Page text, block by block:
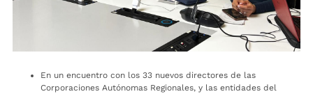
En un encuentro con los 33 nuevos directores de las
Corporaciones Autónomas Regionales, y las entidades del